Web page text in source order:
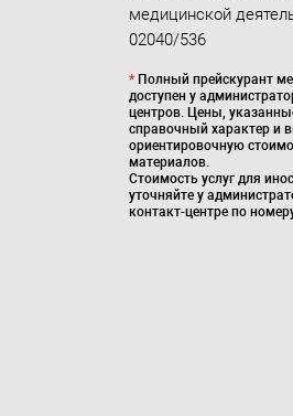
медицинской
02040/536
* Полный прейскурант
доступен у
центров. Цены,
справочный характер и
ориентировочную
материалов.
Стоимость услуг для
уточняйте у
контакт-центре по